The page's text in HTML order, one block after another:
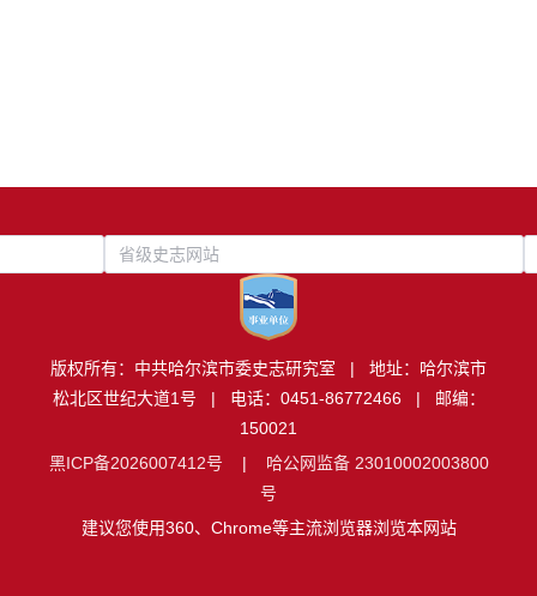
省级史志网站
版权所有：中共哈尔滨市委史志研究室 | 地址：哈尔滨市
松北区世纪大道1号 | 电话：0451-86772466 | 邮编：
150021
黑ICP备2026007412号 | 哈公网监备 23010002003800
号
建议您使用360、Chrome等主流浏览器浏览本网站